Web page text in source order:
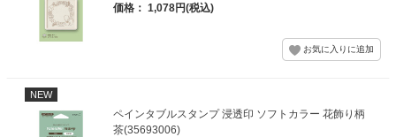
価格： 1,078円(税込)
NEW
ペインタブルスタンプ 浸透印 ソフトカラー 花飾り柄
茶(35693006)